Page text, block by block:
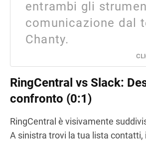
entrambi gli
comunicazione dal
Chanty.
RingCentral vs Slack:
confronto (0:1)
RingCentral è visivamente
A sinistra trovi la tua lista contatti,